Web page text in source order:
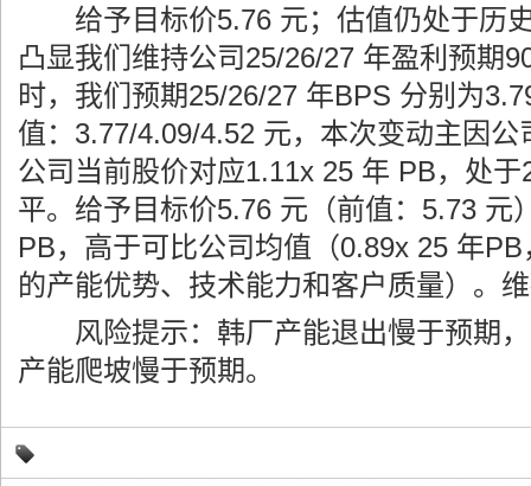
给予目标价5.76 元；估值仍处于历
凸显我们维持公司25/26/27 年盈利预期
时，我们预期25/26/27 年BPS 分别为
值：3.77/4.09/4.52 元，本次变动主因
公司当前股价对应1.11x 25 年 PB，处
平。给予目标价5.76 元（前值：5.73 元
PB，高于可比公司均值（0.89x 25 年
的产能优势、技术能力和客户质量）。
风险提示：韩厂产能退出慢于预期，
产能爬坡慢于预期。